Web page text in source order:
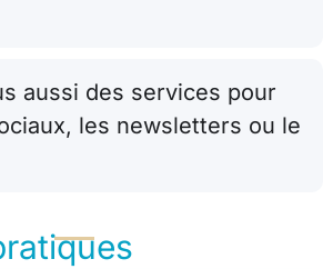
aussi des services pour
les newsletters ou le